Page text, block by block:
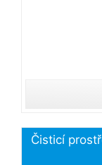
Čisticí